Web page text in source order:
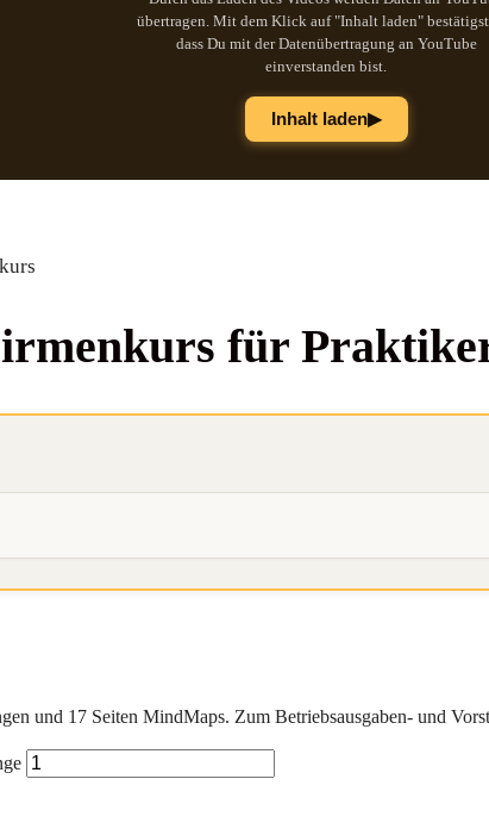
übertragen. Mit dem Klick auf "Inhalt laden" bestätigst
dass Du mit der Datenübertragung an YouTube
einverstanden bist.
Inhalt laden▶
für
und 17 Seiten MindMaps. Zum Betriebsausgaben- und